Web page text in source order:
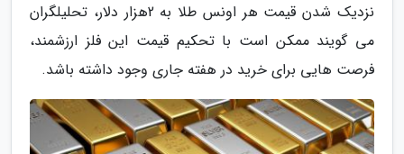
نزدیک شدن قیمت هر اونس طلا به 2هزار دلار، تحلیلگران
می گویند ممکن است با تحکیم قیمت این فلز ارزشمند،
فرصت هایی برای خرید در هفته جاری وجود داشته باشد.